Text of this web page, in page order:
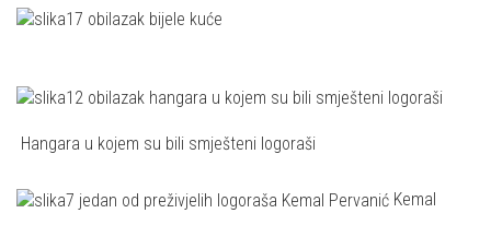
Hangara u kojem su bili smješteni logoraši
Kemal